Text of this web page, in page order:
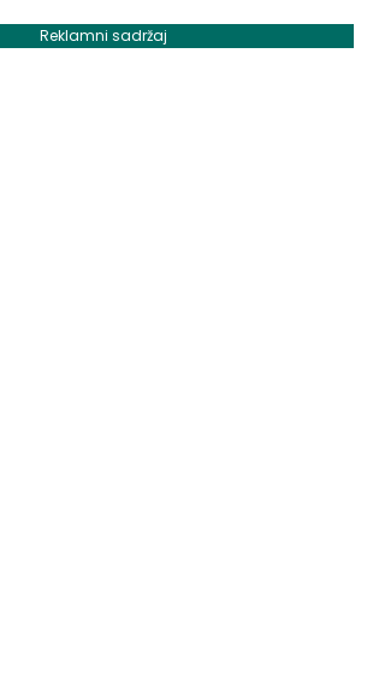
Reklamni sadržaj